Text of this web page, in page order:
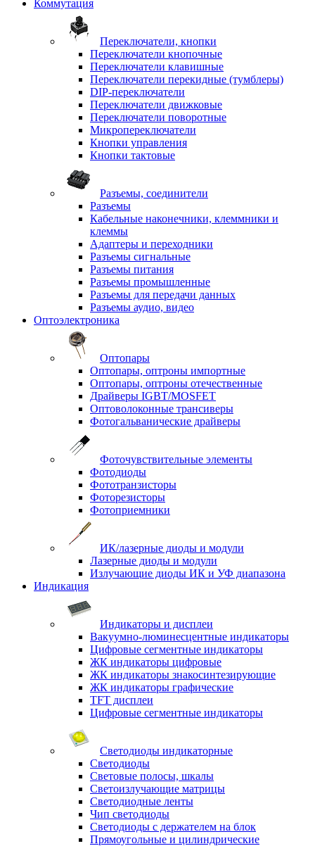
Коммутация
Переключатели, кнопки
Переключатели кнопочные
Переключатели клавишные
Переключатели перекидные (тумблеры)
DIP-переключатели
Переключатели движковые
Переключатели поворотные
Микропереключатели
Кнопки управления
Кнопки тактовые
Разъемы, соединители
Разъемы
Кабельные наконечники, клеммники и
клеммы
Адаптеры и переходники
Разъемы сигнальные
Разъемы питания
Разъемы промышленные
Разъемы для передачи данных
Разъемы аудио, видео
Оптоэлектроника
Оптопары
Оптопары, оптроны импортные
Оптопары, оптроны отечественные
Драйверы IGBT/MOSFET
Оптоволоконные трансиверы
Фотогальванические драйверы
Фоточувствительные элементы
Фотодиоды
Фототранзисторы
Фоторезисторы
Фотоприемники
ИК/лазерные диоды и модули
Лазерные диоды и модули
Излучающие диоды ИК и УФ диапазона
Индикация
Индикаторы и дисплеи
Вакуумно-люминесцентные индикаторы
Цифровые сегментные индикаторы
ЖК индикаторы цифровые
ЖК индикаторы знакосинтезирующие
ЖК индикаторы графические
TFT дисплеи
Цифровые сегментные индикаторы
Светодиоды индикаторные
Светодиоды
Световые полосы, шкалы
Светоизлучающие матрицы
Светодиодные ленты
Чип светодиоды
Светодиоды с держателем на блок
Прямоугольные и цилиндрические